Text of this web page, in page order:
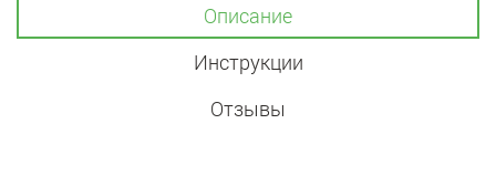
Описание
Инструкции
Отзывы